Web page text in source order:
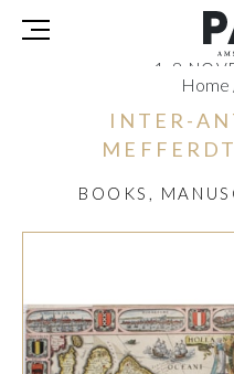
1-8
RAI
PAN
Home
INTER-
BOOKS,